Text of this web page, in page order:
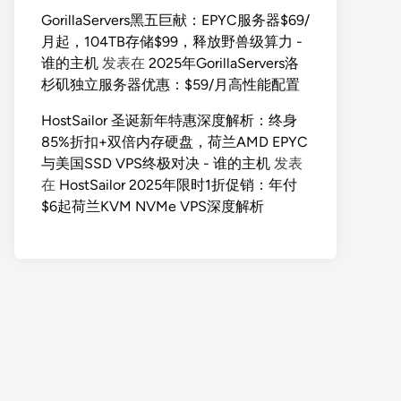
GorillaServers黑五巨献：EPYC服务器$69/
月起，104TB存储$99，释放野兽级算力 -
谁的主机 发表在 2025年GorillaServers洛
杉矶独立服务器优惠：$59/月高性能配置
HostSailor 圣诞新年特惠深度解析：终身
85%折扣+双倍内存硬盘，荷兰AMD EPYC
与美国SSD VPS终极对决 - 谁的主机 发表
在 HostSailor 2025年限时1折促销：年付
$6起荷兰KVM NVMe VPS深度解析